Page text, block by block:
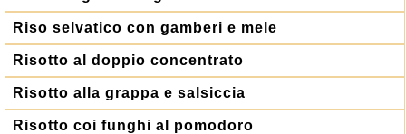
Riso selvatico con gamberi e mele
Risotto al doppio concentrato
Risotto alla grappa e salsiccia
Risotto coi funghi al pomodoro